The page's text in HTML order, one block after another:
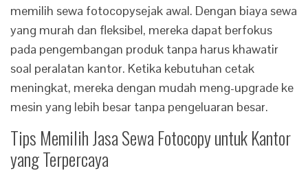
memilih sewa fotocopysejak awal. Dengan biaya sewa
yang murah dan fleksibel, mereka dapat berfokus
pada pengembangan produk tanpa harus khawatir
soal peralatan kantor. Ketika kebutuhan cetak
meningkat, mereka dengan mudah meng-upgrade ke
mesin yang lebih besar tanpa pengeluaran besar.
Tips Memilih Jasa Sewa Fotocopy untuk Kantor
yang Terpercaya